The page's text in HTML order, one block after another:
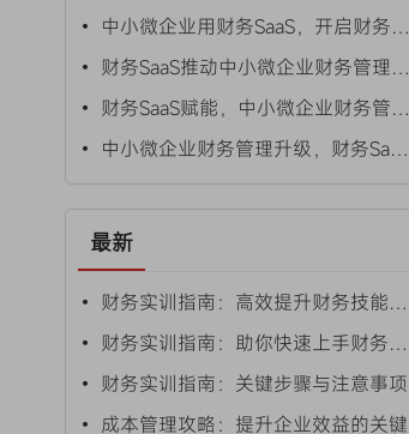
• 中小微企业用财务SaaS，开启财务管理升级新征程
• 财务SaaS推动中小微企业财务管理升级变革
• 财务SaaS赋能，中小微企业财务管理升级新路径
• 中小微企业财务管理升级，财务SaaS来助力
最新
• 财务实训指南：高效提升财务技能的方法
• 财务实训指南：助你快速上手财务工作
• 财务实训指南：关键步骤与注意事项
• 成本管理攻略：提升企业效益的关键